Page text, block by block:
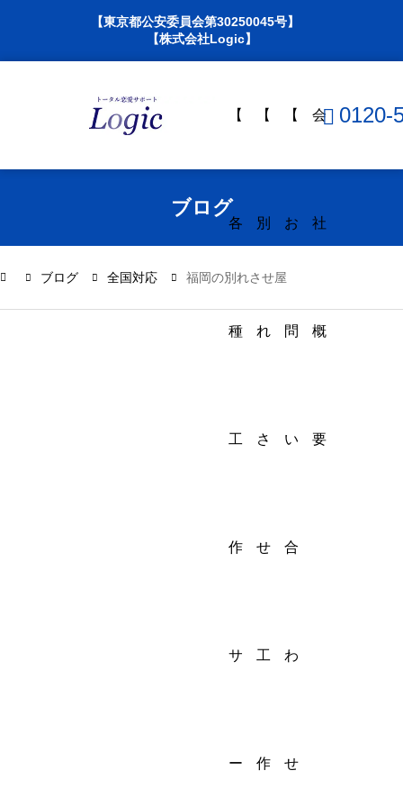
【東京都公安委員会第30250045号】
【株式会社Logic】
【
各
種
工
作
サ
ー
【
別
れ
さ
せ
工
作
【
お
問
い
合
わ
せ
会
社
概
要
0120-
ブログ
ブログ 全国対応 福岡の別れさせ屋
2025.05.16